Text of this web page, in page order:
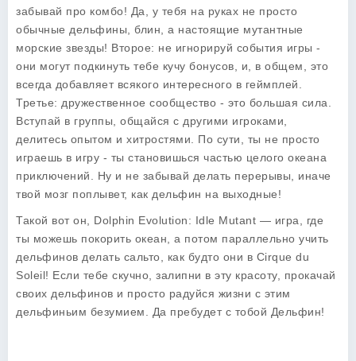
забывай про комбо! Да, у тебя на руках не просто
обычные дельфины, блин, а настоящие мутантные
морские звезды! Второе: не игнорируй события игры -
они могут подкинуть тебе кучу бонусов, и, в общем, это
всегда добавляет всякого интересного в геймплей.
Третье: дружественное сообщество - это большая сила.
Вступай в группы, общайся с другими игроками,
делитесь опытом и хитростями. По сути, ты не просто
играешь в игру - ты становишься частью целого океана
приключений. Ну и не забывай делать перерывы, иначе
твой мозг поплывет, как дельфин на выходные!
Такой вот он, Dolphin Evolution: Idle Mutant — игра, где
ты можешь покорить океан, а потом параллельно учить
дельфинов делать сальто, как будто они в Cirque du
Soleil! Если тебе скучно, залипни в эту красоту, прокачай
своих дельфинов и просто радуйся жизни с этим
дельфиньим безумием. Да пребудет с тобой Дельфин!